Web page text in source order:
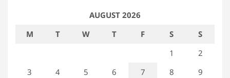
AUGUST 2026
M
T W T F S
S
1
2
3
4 5 6 7 8
9